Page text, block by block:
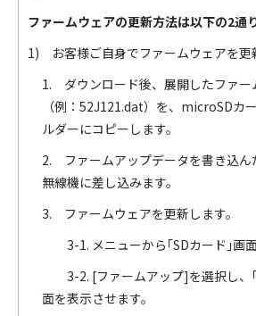
ファームウェアの更新方法は以下の2通
1) お客様ご自身でファームウェアを更
1. ダウンロード後、展開したファー
（例：52J121.dat）を、microSDカ
ルダーにコピーします。
2. ファームアップデータを書き込
無線機に差し込みます。
3. ファームウェアを更新します。
3-1. メニューから｢SDカード｣画面
3-2. [ファームアップ]を選択し、
面を表示させます。